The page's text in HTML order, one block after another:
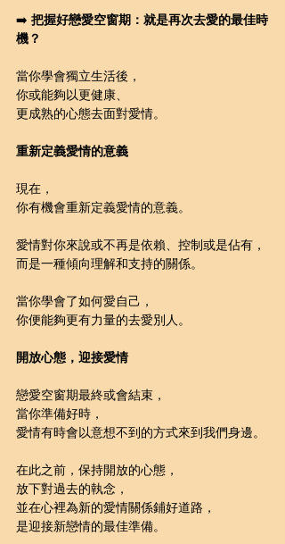
➡️ 把握好戀愛空窗期：就是再次去愛的最佳時
機？
當你學會獨立生活後，
你或能夠以更健康、
更成熟的心態去面對愛情。
重新定義愛情的意義
現在，
你有機會重新定義愛情的意義。
愛情對你來說或不再是依賴、控制或是佔有，
而是一種傾向理解和支持的關係。
當你學會了如何愛自己，
你便能夠更有力量的去愛別人。
開放心態，迎接愛情
戀愛空窗期最終或會結束，
當你準備好時，
愛情有時會以意想不到的方式來到我們身邊。
在此之前，保持開放的心態，
放下對過去的執念，
並在心裡為新的愛情關係鋪好道路，
是迎接新戀情的最佳準備。